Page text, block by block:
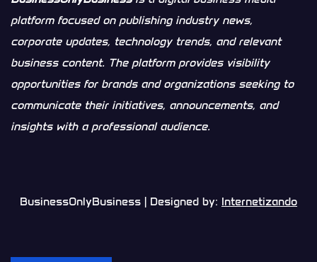
platform focused on publishing industry news,
corporate updates, technology trends, and relevant
business content. The platform provides visibility
opportunities for brands and organizations seeking to
communicate their initiatives, announcements, and
insights with a professional audience.
BusinessOnlyBusiness | Designed by: Internetizando